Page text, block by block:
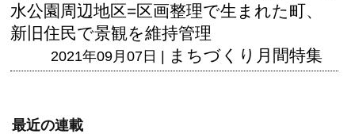
水公園周辺地区=区画整理で生まれた町、
新旧住民で景観を維持管理
2021年09月07日 | まちづくり月間特集
最近の連載